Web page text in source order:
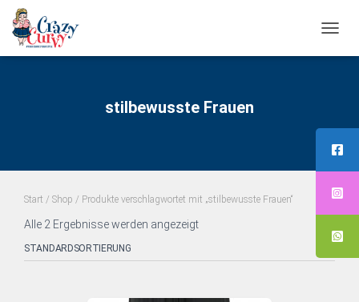
stilbewusste Frauen
Start / Shop / Produkte verschlagwortet mit „stilbewusste Frauen“
Alle 2 Ergebnisse werden angezeigt